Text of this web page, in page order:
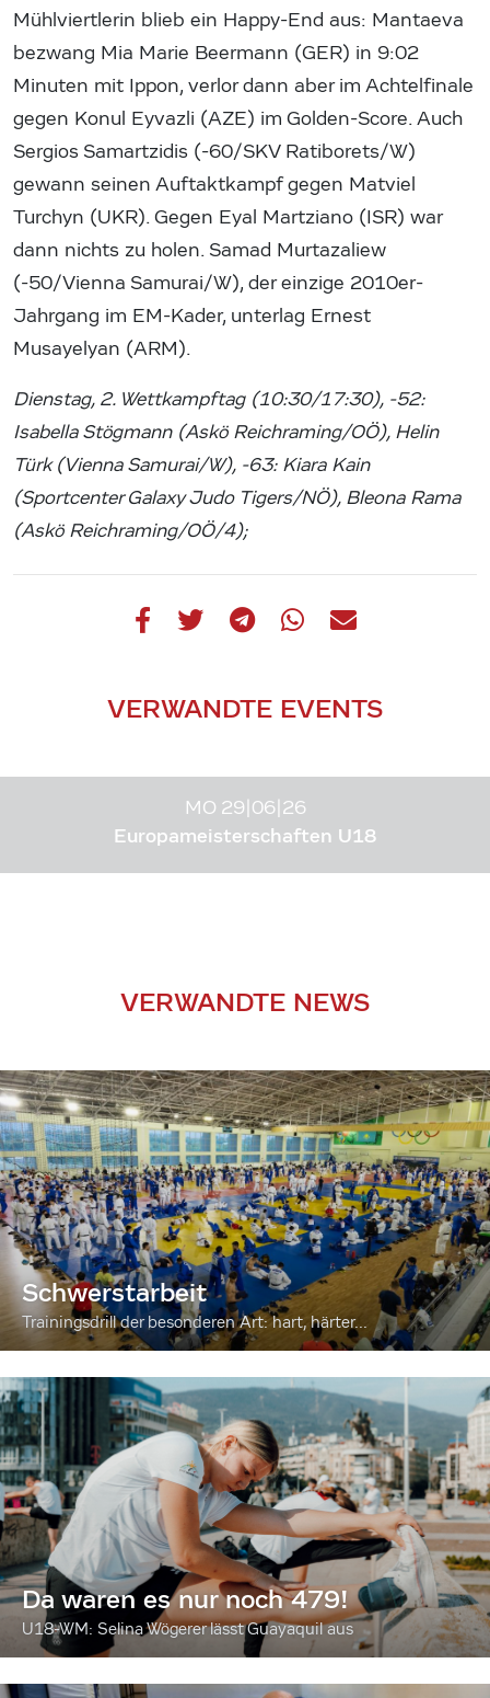
Mühlviertlerin blieb ein Happy-End aus: Mantaeva
bezwang Mia Marie Beermann (GER) in 9:02
Minuten mit Ippon, verlor dann aber im Achtelfinale
gegen Konul Eyvazli (AZE) im Golden-Score. Auch
Sergios Samartzidis (-60/SKV Ratiborets/W)
gewann seinen Auftaktkampf gegen Matviel
Turchyn (UKR). Gegen Eyal Martziano (ISR) war
dann nichts zu holen. Samad Murtazaliew
(-50/Vienna Samurai/W), der einzige 2010er-
Jahrgang im EM-Kader, unterlag Ernest
Musayelyan (ARM).
Dienstag, 2. Wettkampftag (10:30/17:30), -52:
Isabella Stögmann (Askö Reichraming/OÖ), Helin
Türk (Vienna Samurai/W), -63: Kiara Kain
(Sportcenter Galaxy Judo Tigers/NÖ), Bleona Rama
(Askö Reichraming/OÖ/4);
VERWANDTE EVENTS
MO 29|06|26
Europameisterschaften U18
VERWANDTE NEWS
Schwerstarbeit
Trainingsdrill der besonderen Art: hart, härter...
Da waren es nur noch 479!
U18-WM: Selina Wögerer lässt Guayaquil aus